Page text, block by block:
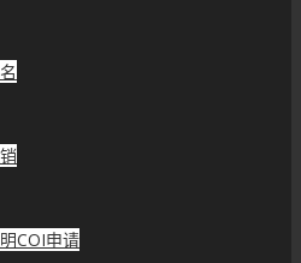
COI申请